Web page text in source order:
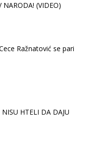
NARODA! (VIDEO)
Ražnatović se pari
HTELI DA DAJU